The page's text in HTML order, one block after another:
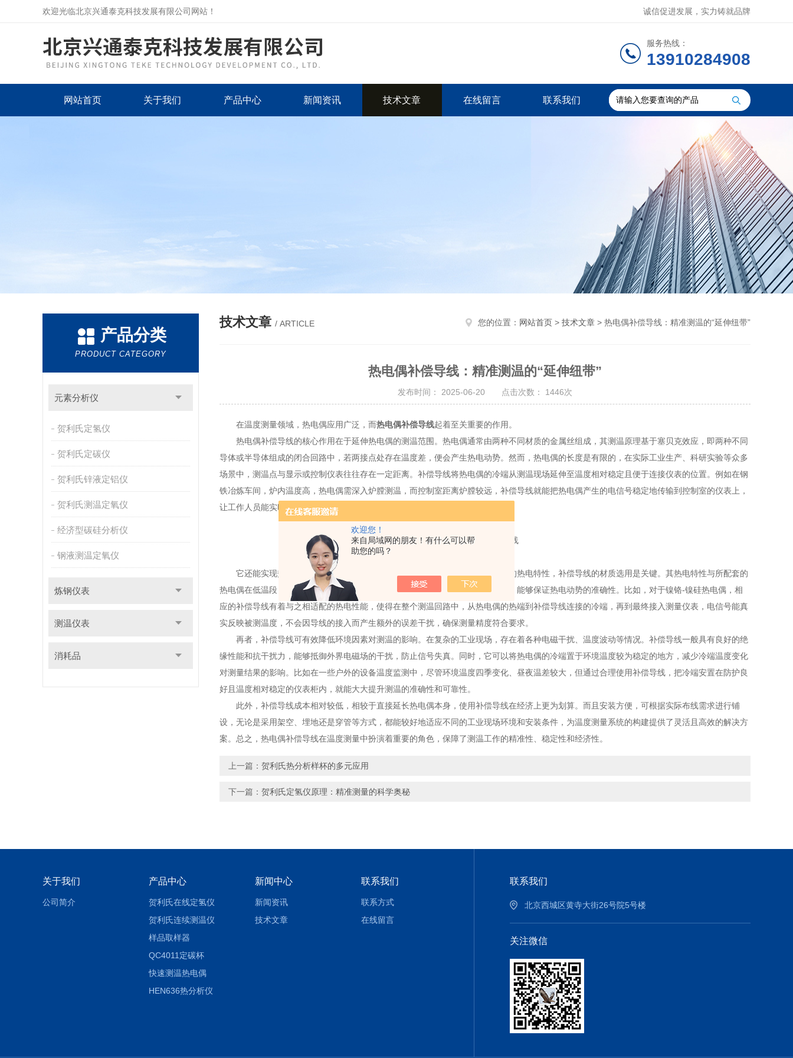
欢迎您！
来自局域网的朋友！有什么可以帮
助您的吗？
欢迎光临北京兴通泰克科技发展有限公司网站！ 诚信促进发展，实力铸就品牌
服务热线：
13910284908
网站首页 关于我们 产品中心 新闻资讯 技术文章 在线留言 联系我们
产品分类
PRODUCT CATEGORY
元素分析仪
贺利氏定氢仪
贺利氏定碳仪
贺利氏锌液定铝仪
贺利氏测温定氧仪
经济型碳硅分析仪
钢液测温定氧仪
炼钢仪表
测温仪表
消耗品
技术文章 / ARTICLE 您的位置： 网站首页 > 技术文章 > 热电偶补偿导线：精准测温的“延伸纽带”
热电偶补偿导线：精准测温的“延伸纽带”
发布时间： 2025-06-20 点击次数： 1446次
在温度测量领域，热电偶应用广泛，而热电偶补偿导线起着至关重要的作用。
热电偶补偿导线的核心作用在于延伸热电偶的测温范围。热电偶通常由两种不同材质的金属丝组成，其测温原理基于塞贝克效应，即两种不同
导体或半导体组成的闭合回路中，若两接点处存在温度差，便会产生热电动势。然而，热电偶的长度是有限的，在实际工业生产、科研实验等众多
场景中，测温点与显示或控制仪表往往存在一定距离。补偿导线将热电偶的冷端从测温现场延伸至温度相对稳定且便于连接仪表的位置。例如在钢
铁冶炼车间，炉内温度高，热电偶需深入炉膛测温，而控制室距离炉膛较远，补偿导线就能把热电偶产生的电信号稳定地传输到控制室的仪表上，
让工作人员能实时获取炉内温度信息。
它还能实现热电偶与测量仪表之间的良好匹配。不同的热电偶材料具有特定的热电特性，补偿导线的材质选用是关键。其热电特性与所配套的
热电偶在低温段（补偿导线工作的温度范围）基本一致，这样在信号传输过程中，能够保证热电动势的准确性。比如，对于镍铬-镍硅热电偶，相
应的补偿导线有着与之相适配的热电性能，使得在整个测温回路中，从热电偶的热端到补偿导线连接的冷端，再到最终接入测量仪表，电信号能真
实反映被测温度，不会因导线的接入而产生额外的误差干扰，确保测量精度符合要求。
再者，补偿导线可有效降低环境因素对测温的影响。在复杂的工业现场，存在着各种电磁干扰、温度波动等情况。补偿导线一般具有良好的绝
缘性能和抗干扰力，能够抵御外界电磁场的干扰，防止信号失真。同时，它可以将热电偶的冷端置于环境温度较为稳定的地方，减少冷端温度变化
对测量结果的影响。比如在一些户外的设备温度监测中，尽管环境温度四季变化、昼夜温差较大，但通过合理使用补偿导线，把冷端安置在防护良
好且温度相对稳定的仪表柜内，就能大大提升测温的准确性和可靠性。
此外，补偿导线成本相对较低，相较于直接延长热电偶本身，使用补偿导线在经济上更为划算。而且安装方便，可根据实际布线需求进行铺
设，无论是采用架空、埋地还是穿管等方式，都能较好地适应不同的工业现场环境和安装条件，为温度测量系统的构建提供了灵活且高效的解决方
案。总之，热电偶补偿导线在温度测量中扮演着重要的角色，保障了测温工作的精准性、稳定性和经济性。
上一篇： 贺利氏热分析样杯的多元应用
下一篇： 贺利氏定氢仪原理：精准测量的科学奥秘
关于我们
公司简介
产品中心
贺利氏在线定氢仪
贺利氏连续测温仪
样品取样器
QC4011定碳杯
快速测温热电偶
HEN636热分析仪
新闻中心
新闻资讯
技术文章
联系我们
联系方式
在线留言
联系我们
北京西城区黄寺大街26号院5号楼
关注微信